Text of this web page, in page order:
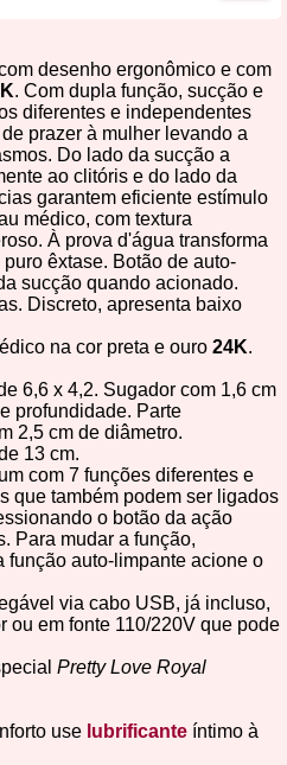
desenho ergonômico e com
. Com dupla função, sucção e
diferentes e independentes
prazer à mulher levando a
Do lado da sucção a
ao clitóris e do lado da
garantem eficiente estímulo
médico, com textura
À prova d'água transforma
êxtase. Botão de auto-
sucção quando acionado.
Discreto, apresenta baixo
na cor preta e ouro 24K.
6,6 x 4,2. Sugador com 1,6 cm
profundidade. Parte
2,5 cm de diâmetro.
13 cm.
com 7 funções diferentes e
que também podem ser ligados
o botão da ação
Para mudar a função,
função auto-limpante acione o
via cabo USB, já incluso,
ou em fonte 110/220V que pode
Pretty Love Royal
use lubrificante íntimo à